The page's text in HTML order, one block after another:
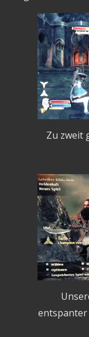
Zu zweit
entspanter